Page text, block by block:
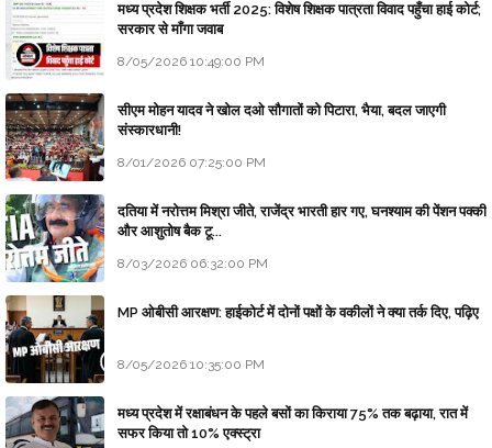
मध्य प्रदेश शिक्षक भर्ती 2025: विशेष शिक्षक पात्रता विवाद पहुँचा हाई कोर्ट;
सरकार से माँगा जवाब
8/05/2026 10:49:00 PM
सीएम मोहन यादव ने खोल दओ सौगातों को पिटारा, भैया, बदल जाएगी
संस्कारधानी!
8/01/2026 07:25:00 PM
दतिया में नरोत्तम मिश्रा जीते, राजेंद्र भारती हार गए, घनश्याम की पेंशन पक्की
और आशुतोष बैक टू...
8/03/2026 06:32:00 PM
MP ओबीसी आरक्षण: हाईकोर्ट में दोनों पक्षों के वकीलों ने क्या तर्क दिए, पढ़िए
8/05/2026 10:35:00 PM
मध्य प्रदेश में रक्षाबंधन के पहले बसों का किराया 75% तक बढ़ाया, रात में
सफर किया तो 10% एक्स्ट्रा